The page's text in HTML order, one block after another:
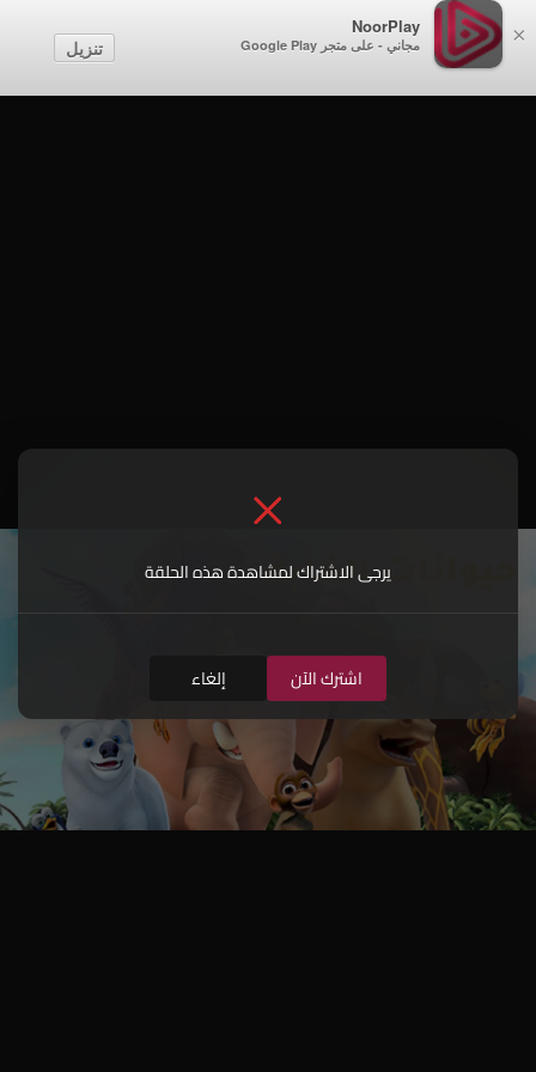
×
NoorPlay
مجاني - على متجر Google Play تنزيل
يرجى الاشتراك لمشاهدة هذه الحلقة
اشترك الآن إلغاء